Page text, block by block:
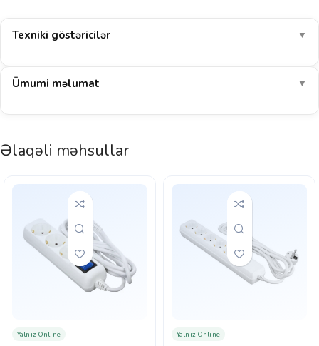
Texniki göstəricilər ▼
Ümumi məlumat ▼
Əlaqəli məhsullar
Yalnız Online Yalnız Online